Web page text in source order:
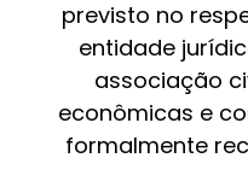
previsto no
entidade
associação
econômicas e
formalmente